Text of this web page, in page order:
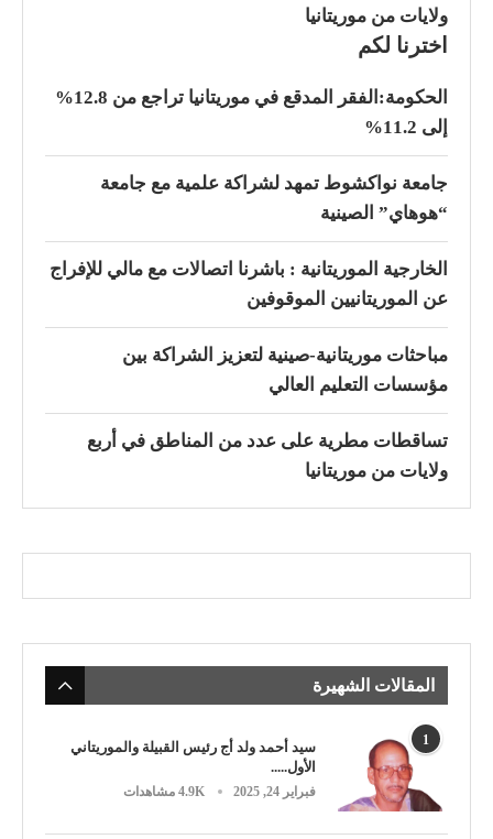
ولايات من موريتانيا
اخترنا لكم
الحكومة:الفقر المدقع في موريتانيا تراجع من 12.8%
إلى 11.2%
جامعة نواكشوط تمهد لشراكة علمية مع جامعة
“هوهاي” الصينية
الخارجية الموريتانية : باشرنا اتصالات مع مالي للإفراج
عن الموريتانيين الموقوفين
مباحثات موريتانية-صينية لتعزيز الشراكة بين
مؤسسات التعليم العالي
تساقطات مطرية على عدد من المناطق في أربع
ولايات من موريتانيا
المقالات الشهيرة
1
سيد أحمد ولد أج رئيس القبيلة والموريتاني
الأول.....
فبراير 24, 2025 4.9K مشاهدات